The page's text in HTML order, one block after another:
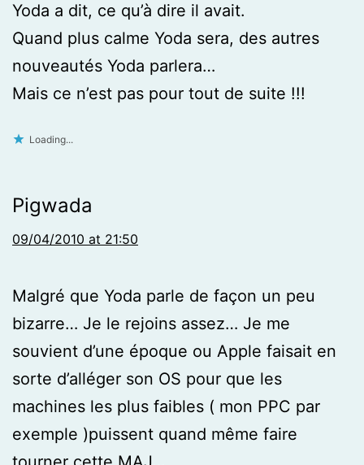
Yoda a dit, ce qu’à dire il avait.
Quand plus calme Yoda sera, des autres
nouveautés Yoda parlera…
Mais ce n’est pas pour tout de suite !!!
Loading...
Pigwada
09/04/2010 at 21:50
Malgré que Yoda parle de façon un peu
bizarre… Je le rejoins assez… Je me
souvient d’une époque ou Apple faisait en
sorte d’alléger son OS pour que les
machines les plus faibles ( mon PPC par
exemple )puissent quand même faire